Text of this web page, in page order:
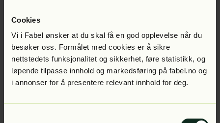
Cookies
Vi i Fabel ønsker at du skal få en god opplevelse når du
besøker oss. Formålet med cookies er å sikre
nettstedets funksjonalitet og sikkerhet, føre statistikk, og
løpende tilpasse innhold og markedsføring på fabel.no og
i annonser for å presentere relevant innhold for deg.